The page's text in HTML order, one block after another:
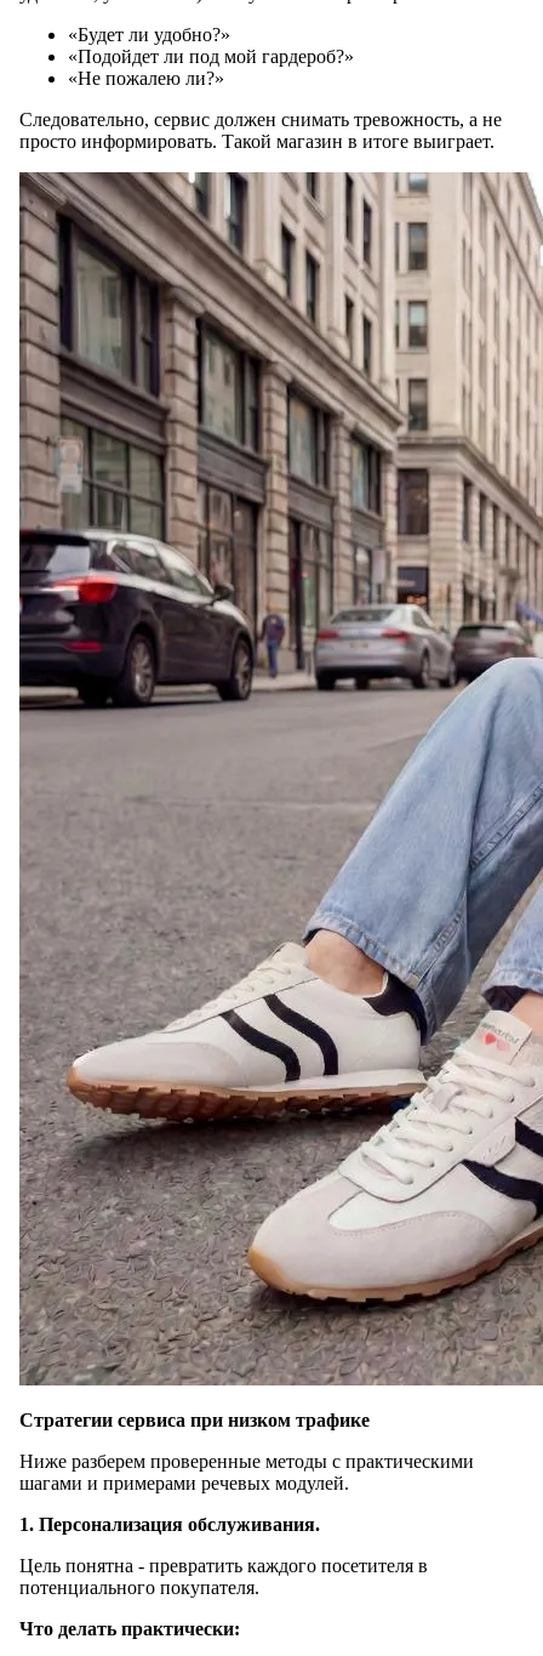
«Будет ли удобно?»
«Подойдет ли под мой гардероб?»
«Не пожалею ли?»
Следовательно, сервис должен снимать тревожность, а не
просто информировать. Такой магазин в итоге выиграет.
Стратегии сервиса при низком трафике
Ниже разберем проверенные методы с практическими
шагами и примерами речевых модулей.
1. Персонализация обслуживания.
Цель понятна - превратить каждого посетителя в
потенциального покупателя.
Что делать практически: